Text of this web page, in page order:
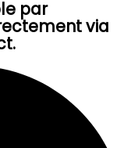
par
via